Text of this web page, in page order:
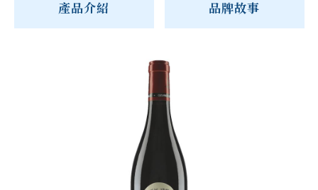
產品介紹 品牌故事